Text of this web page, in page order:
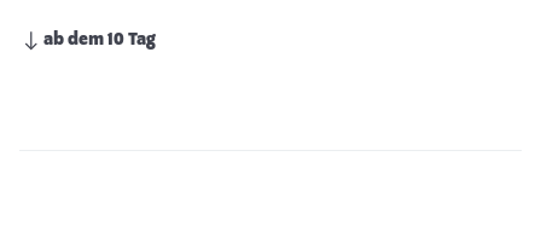
ab dem 10 Tag